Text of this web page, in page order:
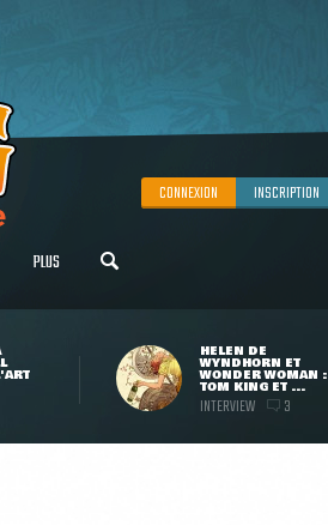
CONNEXION INSCRIPTION
PLUS
HELEN DE
WYNDHORN ET
WONDER WOMAN :
TOM KING ET ...
INTERVIEW 3